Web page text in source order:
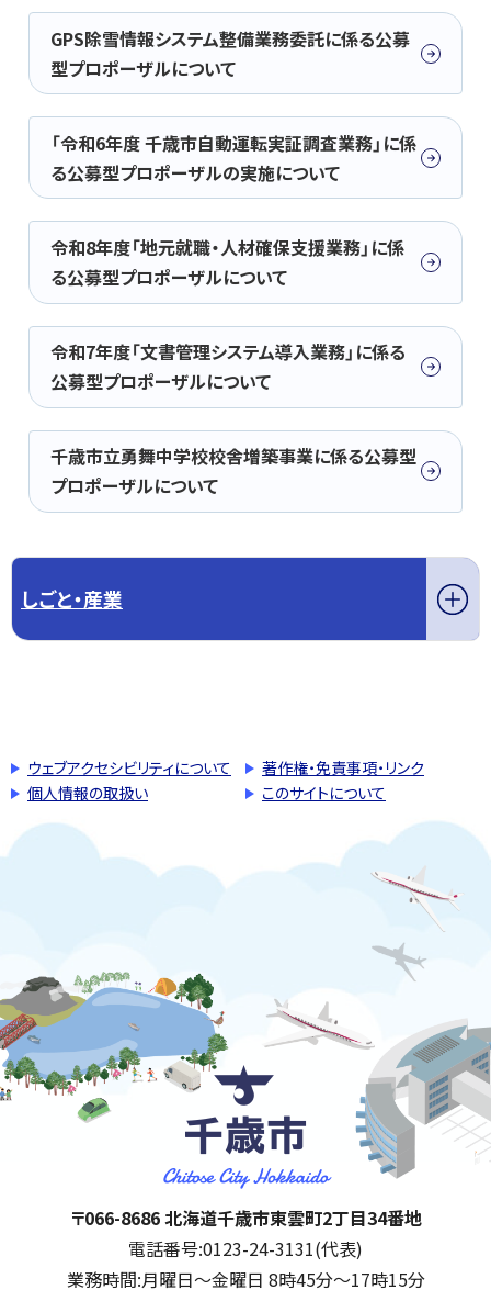
GPS除雪情報システム整備業務委託に係る公募
型プロポーザルについて
「令和6年度 千歳市自動運転実証調査業務」に係
る公募型プロポーザルの実施について
令和8年度「地元就職・人材確保支援業務」に係
る公募型プロポーザルについて
令和7年度「文書管理システム導入業務」に係る
公募型プロポーザルについて
千歳市立勇舞中学校校舎増築事業に係る公募型
プロポーザルについて
しごと・産業
ウェブアクセシビリティについて
著作権・免責事項・リンク
個人情報の取扱い
このサイトについて
千歳市
住所:
〒066-8686 北海道千歳市東雲町2丁目34番地
電話番号:0123-24-3131(代表)
業務時間:月曜日～金曜日 8時45分～17時15分